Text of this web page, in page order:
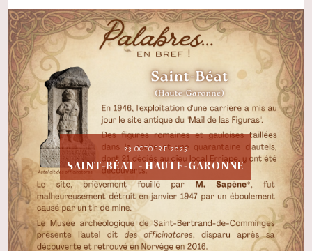
23 OCTOBRE 2025
SAINT-BÉAT - HAUTE-GARONNE